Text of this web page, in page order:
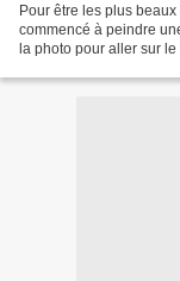
Pour être les plus
commencé à peindre
la photo pour aller sur le